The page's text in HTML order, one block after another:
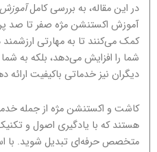
در این مقاله، به بررسی کامل
آموزش اکستنشن مژه صفر تا صد
کمک می‌کنند تا به مهارتی
شما را افزایش می‌دهد، بلکه به
دیگران نیز خدماتی باکیفیت ارائه
کاشت و اکستنشن مژه از جمله
هستند که با یادگیری اصول و
متخصص حرفه‌ای تبدیل شوید. با